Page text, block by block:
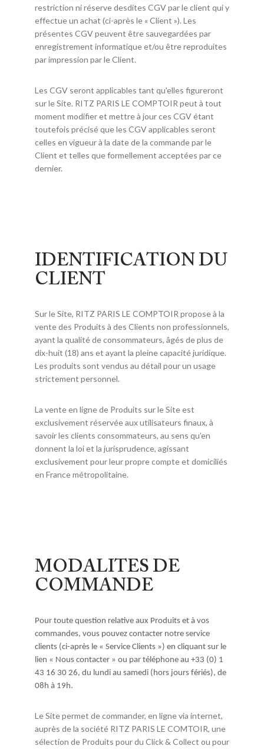
restriction ni réserve desdites CGV par le client qui y
effectue un achat (ci-après le « Client »). Les
présentes CGV peuvent être sauvegardées par
enregistrement informatique et/ou être reproduites
par impression par le Client.
Les CGV seront applicables tant qu'elles figureront
sur le Site. RITZ PARIS LE COMPTOIR peut à tout
moment modifier et mettre à jour ces CGV étant
toutefois précisé que les CGV applicables seront
celles en vigueur à la date de la commande par le
Client et telles que formellement acceptées par ce
dernier.
IDENTIFICATION DU
CLIENT
Sur le Site, RITZ PARIS LE COMPTOIR propose à la
vente des Produits à des Clients non professionnels,
ayant la qualité de consommateurs, âgés de plus de
dix-huit (18) ans et ayant la pleine capacité juridique.
Les produits sont vendus au détail pour un usage
strictement personnel.
La vente en ligne de Produits sur le Site est
exclusivement réservée aux utilisateurs finaux, à
savoir les clients consommateurs, au sens qu’en
donnent la loi et la jurisprudence, agissant
exclusivement pour leur propre compte et domiciliés
en France métropolitaine.
MODALITES DE
COMMANDE
Pour toute question relative aux Produits et à vos
commandes, vous pouvez contacter notre service
clients (ci-après le « Service Clients ») en cliquant sur le
lien « Nous contacter » ou par téléphone au +33 (0) 1
43 16 30 26, du lundi au samedi (hors jours fériés), de
08h à 19h.
Le Site permet de commander, en ligne via internet,
auprès de la société RITZ PARIS LE COMTOIR, une
sélection de Produits pour du Click & Collect ou pour